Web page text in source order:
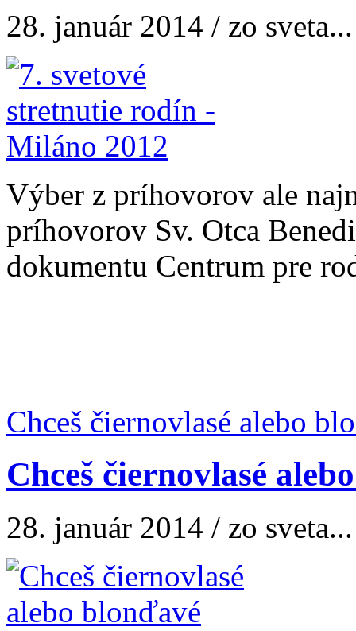
28. január 2014 / zo sveta...
Výber z príhovorov ale
príhovorov Sv. Otca
dokumentu Centrum pre
Chceš čiernovlasé alebo
Chceš čiernovlasé
28. január 2014 / zo sveta...